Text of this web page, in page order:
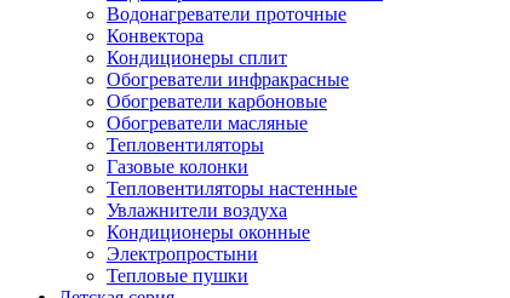
Водонагреватели проточные
Конвектора
Кондиционеры сплит
Обогреватели инфракрасные
Обогреватели карбоновые
Обогреватели масляные
Тепловентиляторы
Газовые колонки
Тепловентиляторы настенные
Увлажнители воздуха
Кондиционеры оконные
Электропростыни
Тепловые пушки